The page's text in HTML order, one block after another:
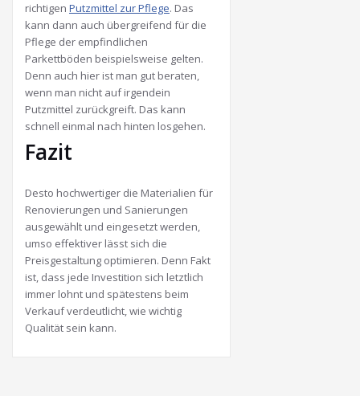
richtigen Putzmittel zur Pflege. Das
kann dann auch übergreifend für die
Pflege der empfindlichen
Parkettböden beispielsweise gelten.
Denn auch hier ist man gut beraten,
wenn man nicht auf irgendein
Putzmittel zurückgreift. Das kann
schnell einmal nach hinten losgehen.
Fazit
Desto hochwertiger die Materialien für
Renovierungen und Sanierungen
ausgewählt und eingesetzt werden,
umso effektiver lässt sich die
Preisgestaltung optimieren. Denn Fakt
ist, dass jede Investition sich letztlich
immer lohnt und spätestens beim
Verkauf verdeutlicht, wie wichtig
Qualität sein kann.